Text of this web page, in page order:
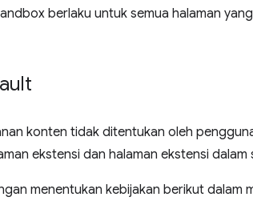
berlaku untuk semua halaman
konten tidak ditentukan oleh
ekstensi dan halaman ekstensi dalam
menentukan kebijakan berikut dalam